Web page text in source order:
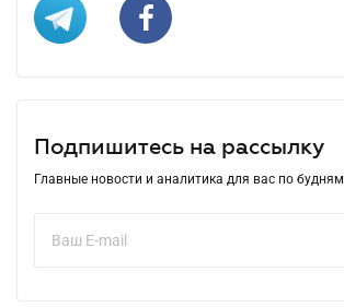
Подпишитесь на рассылку
Главные новости и аналитика для вас по будням